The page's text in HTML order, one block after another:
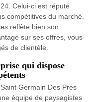
Celui-ci est réputé
compétitives du marché.
reflète bien son
sur ses offres, vous
de clientèle.
qui dispose
Germain Des Pres
équipe de paysagistes